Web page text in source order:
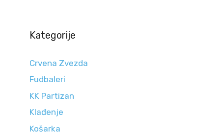
Kategorije
Crvena Zvezda
Fudbaleri
KK Partizan
Klađenje
Košarka